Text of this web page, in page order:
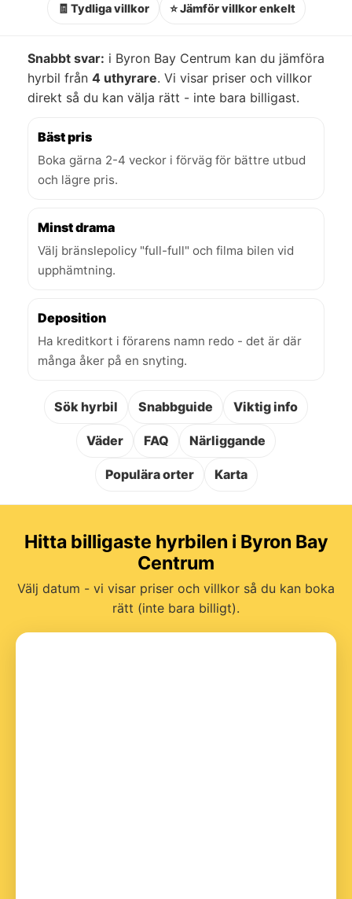
🧾 Tydliga villkor ⭐ Jämför villkor enkelt
Snabbt svar: i Byron Bay Centrum kan du jämföra
hyrbil från 4 uthyrare. Vi visar priser och villkor
direkt så du kan välja rätt - inte bara billigast.
Bäst pris
Boka gärna 2-4 veckor i förväg för bättre utbud
och lägre pris.
Minst drama
Välj bränslepolicy "full-full" och filma bilen vid
upphämtning.
Deposition
Ha kreditkort i förarens namn redo - det är där
många åker på en snyting.
Sök hyrbil Snabbguide Viktig info
Väder FAQ Närliggande
Populära orter Karta
Hitta billigaste hyrbilen i Byron Bay
Centrum
Välj datum - vi visar priser och villkor så du kan boka
rätt (inte bara billigt).